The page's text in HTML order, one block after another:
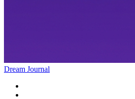
Dream Journal